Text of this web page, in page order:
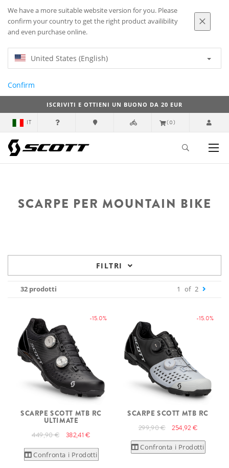
We have a more suitable website version for you. Please
confirm your country to get the right product availibility
and even purchase online.
United States (English)
Confirm
ISCRIVITI E OTTIENI UN BUONO DA 20 EUR
IT (0)
SCARPE PER MOUNTAIN BIKE
FILTRI
32 prodotti 1 of 2
-15.0%
SCARPE SCOTT MTB RC
ULTIMATE
449,90 € 382,41 €
Confronta i Prodotti
-15.0%
SCARPE SCOTT MTB RC
299,90 € 254,92 €
Confronta i Prodotti